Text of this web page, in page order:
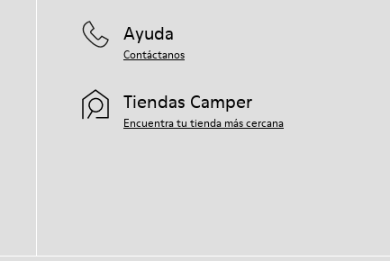
Ayuda
Contáctanos
Tiendas Camper
Encuentra tu tienda más cercana